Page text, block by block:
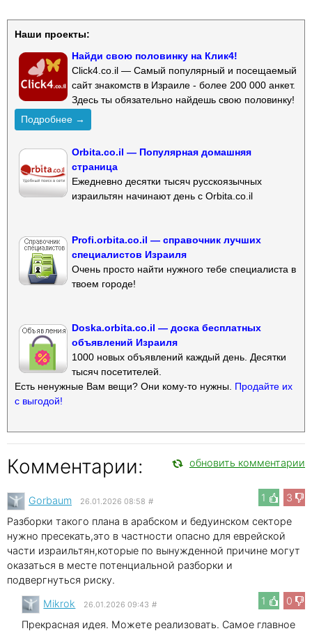
Наши проекты:
Найди свою половинку на Клик4!
Click4.co.il — Самый популярный и посещаемый
сайт знакомств в Израиле - более 200 000 анкет.
Здесь ты обязательно найдешь свою половинку!
Подробнее →
Orbita.co.il — Популярная домашняя
страница
Ежедневно десятки тысяч русскоязычных
израильтян начинают день с Orbita.co.il
Profi.orbita.co.il — справочник лучших
специалистов Израиля
Очень просто найти нужного тебе специалиста в
твоем городе!
Doska.orbita.co.il — доска бесплатных
объявлений Израиля
1000 новых объявлений каждый день. Десятки
тысяч посетителей.
Есть ненужные Вам вещи? Они кому-то нужны. Продайте их
с выгодой!
Комментарии: обновить комментарии
1 3
Gorbaum 26.01.2026 08:58 #
Разборки такого плана в арабском и бедуинском секторе
нужно пресекать,это в частности опасно для еврейской
части израильтян,которые по вынужденной причине могут
оказаться в месте потенциальной разборки и
подвергнуться риску.
1
0
Mikrok 26.01.2026 09:43 #
Прекрасная идея. Можете реализовать. Самое главное